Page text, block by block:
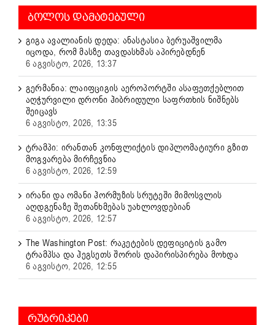
ᲑᲝᲚᲝᲡ ᲓᲐᲛᲐᲢᲔᲑᲣᲚᲘ
გიგა ავალიანის დედა: ანასტასია ბერუაშვილმა
იცოდა, რომ მასზე თავდასხმას აპირებდნენ
6 აგვისტო, 2026, 13:37
გერმანია: ლაიფციგის აეროპორტში ასაფეთქებლით
აღჭურვილი დრონი ჰიბრიდული საფრთხის ნიშნებს
შეიცავს
6 აგვისტო, 2026, 13:35
ტრამპი: ირანთან კონფლიქტის დიპლომატიური გზით
მოგვარება მირჩევნია
6 აგვისტო, 2026, 12:59
ირანი და ომანი ჰორმუზის სრუტეში მიმოსვლის
აღდგენაზე შეთანხმებას უახლოვდებიან
6 აგვისტო, 2026, 12:57
The Washington Post: რაკეტების დეფიციტის გამო
ტრამპსა და ჰეგსეთს შორის დაპირისპირება მოხდა
6 აგვისტო, 2026, 12:55
ᲠᲣᲑᲠᲘᲙᲔᲑᲘ